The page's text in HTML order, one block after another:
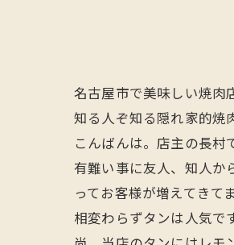
名古屋市で美味しい焼肉
知る人ぞ知る隠れ家的焼
こんばんは。店主の長村
有難い事に友人、知人か
ってお客様が増えてきて
相変わらずタンは人気で